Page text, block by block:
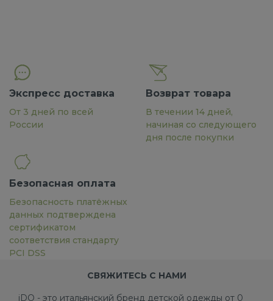
Экспресс доставка
От 3 дней по всей
России
Возврат товара
В течении 14 дней,
начиная со следующего
дня после покупки
Безопасная оплата
Безопасность платёжных
данных подтверждена
сертификатом
соответствия стандарту
PCI DSS
СВЯЖИТЕСЬ С НАМИ
iDO - это итальянский бренд детской одежды от 0